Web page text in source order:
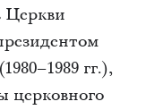
Церкви
гг.),